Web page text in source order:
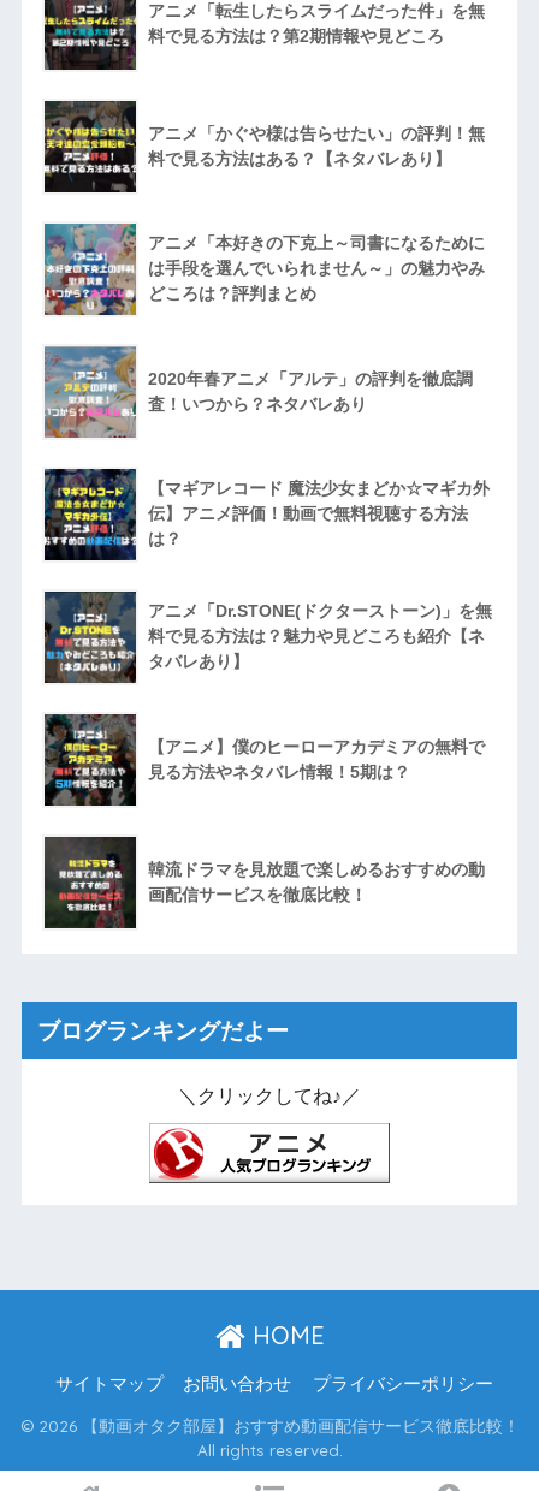
アニメ「転生したらスライムだった件」を無
料で見る方法は？第2期情報や見どころ
アニメ「かぐや様は告らせたい」の評判！無
料で見る方法はある？【ネタバレあり】
アニメ「本好きの下克上～司書になるために
は手段を選んでいられません～」の魅力やみ
どころは？評判まとめ
2020年春アニメ「アルテ」の評判を徹底調
査！いつから？ネタバレあり
【マギアレコード 魔法少女まどか☆マギカ外
伝】アニメ評価！動画で無料視聴する方法
は？
アニメ「Dr.STONE(ドクターストーン)」を無
料で見る方法は？魅力や見どころも紹介【ネ
タバレあり】
【アニメ】僕のヒーローアカデミアの無料で
見る方法やネタバレ情報！5期は？
韓流ドラマを見放題で楽しめるおすすめの動
画配信サービスを徹底比較！
ブログランキングだよー
＼クリックしてね♪／
HOME
サイトマップ お問い合わせ プライバシーポリシー
© 2026 【動画オタク部屋】おすすめ動画配信サービス徹底比較！
All rights reserved.